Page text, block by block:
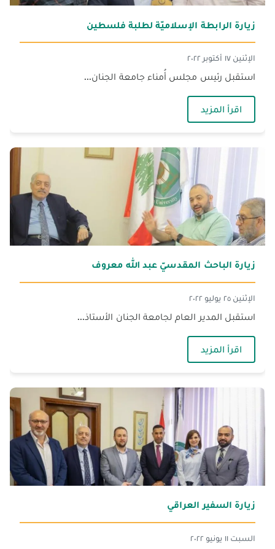
زيارة الرابطة الإسلاميّة لطلبة فلسطين
الإثنين ١٧ أكتوبر ٢٠٢٢
استقبل رئيس مجلس أُمناء جامعة الجنان...
اقرأ المزيد— زيارة الرابطة الإسلاميّة لطلبة فلسطين
زيارة الباحث المقدسيّ عبد الله معروف
الإثنين ٢٥ يوليو ٢٠٢٢
استقبل المدير العام لجامعة الجنان الأستاذ...
اقرأ المزيد
زيارة السفير العراقي
السبت ١١ يونيو ٢٠٢٢